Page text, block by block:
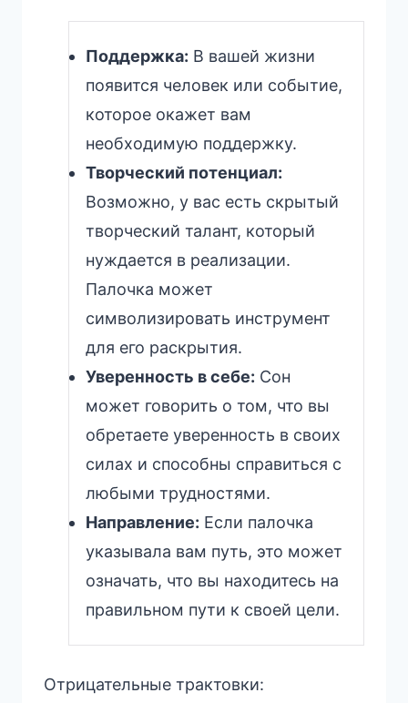
Поддержка: В вашей жизни
появится человек или событие,
которое окажет вам
необходимую поддержку.
Творческий потенциал:
Возможно, у вас есть скрытый
творческий талант, который
нуждается в реализации.
Палочка может
символизировать инструмент
для его раскрытия.
Уверенность в себе: Сон
может говорить о том, что вы
обретаете уверенность в своих
силах и способны справиться с
любыми трудностями.
Направление: Если палочка
указывала вам путь, это может
означать, что вы находитесь на
правильном пути к своей цели.
Отрицательные трактовки: